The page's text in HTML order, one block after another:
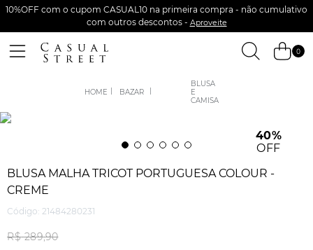
10%OFF com o cupom CASUAL10 na primeira compra - não cumulativo
com outros descontos - Aproveite
0
BAZAR
BLUSA
E
CAMISA
40%
OFF
BLUSA MALHA TRICOT PORTUGUESA COLOUR -
CREME
Código: 21484280231
R$ 289,90